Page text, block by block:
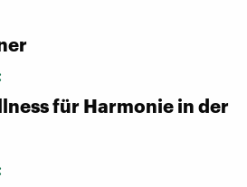
für Harmonie in der